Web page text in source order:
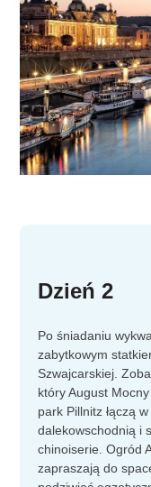
Dzień 2
Po śniadaniu
zabytkowym
Szwajcarskiej.
który August
park Pillnitz łączą
dalekowschodnią i
chinoiserie. Ogród
zapraszają do